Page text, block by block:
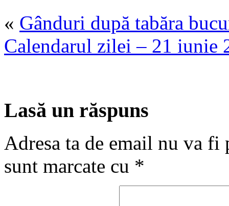
« Gânduri după tabăra
Calendarul zilei – 21 iunie
Lasă un răspuns
Adresa ta de email nu va fi
sunt marcate cu *